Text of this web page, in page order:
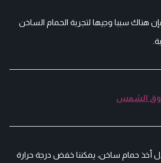
هناك سببا وجيها لتجربة الحمام الساخن
الشمس
حمام ساخن، يمكننا خفض درجة حرارة